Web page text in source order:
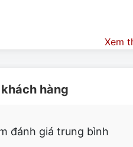
Xem
hàng
đánh giá trung bình